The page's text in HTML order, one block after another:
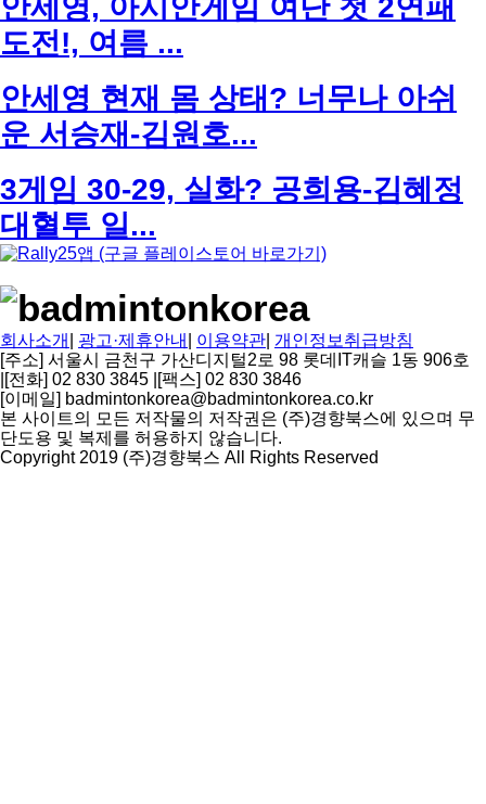
안세영, 아시안게임 여단 첫 2연패
도전!, 여름 ...
안세영 현재 몸 상태? 너무나 아쉬
운 서승재-김원호...
3게임 30-29, 실화? 공희용-김혜정
대혈투 일...
회사소개 광고·제휴안내 이용약관 개인정보취급방침
[주소] 서울시 금천구 가산디지털2로 98 롯데IT캐슬 1동 906호
[전화] 02 830 3845 [팩스] 02 830 3846
[이메일] badmintonkorea@badmintonkorea.co.kr
본 사이트의 모든 저작물의 저작권은 (주)경향북스에 있으며 무
단도용 및 복제를 허용하지 않습니다.
Copyright 2019 (주)경향북스 All Rights Reserved